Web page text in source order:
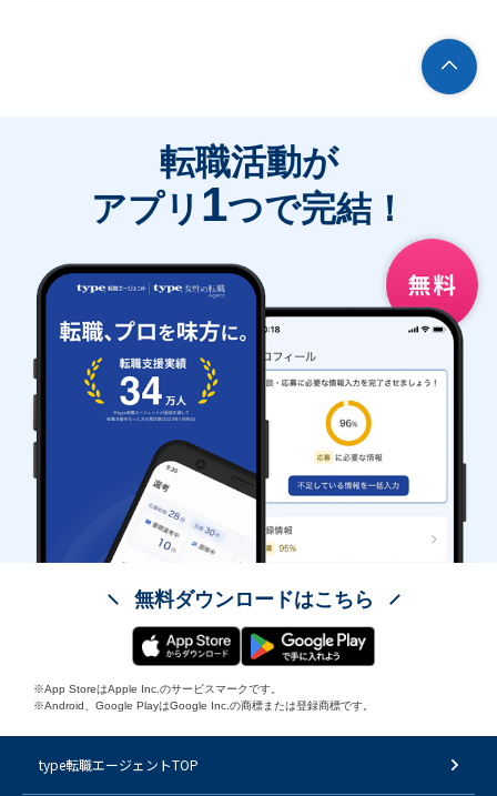
転職活動が
アプリ 1つで完結！
無料ダウンロードはこちら
※App StoreはApple Inc.のサービスマークです。
※Android、Google PlayはGoogle Inc.の商標または登録商標です。
type転職エージェントTOP